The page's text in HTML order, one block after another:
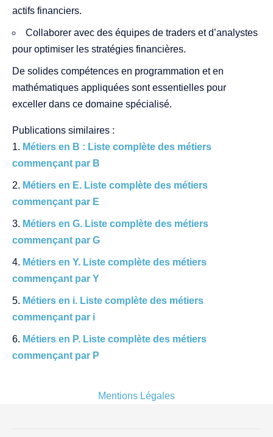
actifs financiers.
Collaborer avec des équipes de traders et d’analystes
pour optimiser les stratégies financières.
De solides compétences en programmation et en
mathématiques appliquées sont essentielles pour
exceller dans ce domaine spécialisé.
Publications similaires :
Métiers en B : Liste complète des métiers
commençant par B
Métiers en E. Liste complète des métiers
commençant par E
Métiers en G. Liste complète des métiers
commençant par G
Métiers en Y. Liste complète des métiers
commençant par Y
Métiers en i. Liste complète des métiers
commençant par i
Métiers en P. Liste complète des métiers
commençant par P
Mentions Légales